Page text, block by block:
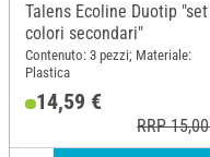
Talens Ecoline Duotip
colori secondari"
Contenuto: 3 pezzi; Materiale:
Plastica
14,59 €
RRP